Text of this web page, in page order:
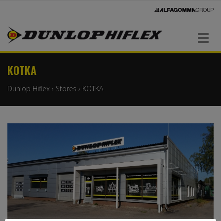
Navigaatio
KOTKA
Dunlop Hiflex › Stores › KOTKA